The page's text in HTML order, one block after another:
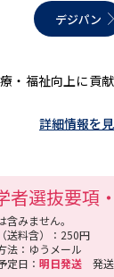
究
徴を調べる
国際・グロ
学金・特待生制
号特集ページ（
（高2生用）
デジパン
・福祉向上に貢
詳細情報を
者選抜要項
含みません。
送料含）：250円
法：ゆうメール
定日： 明日発送 発